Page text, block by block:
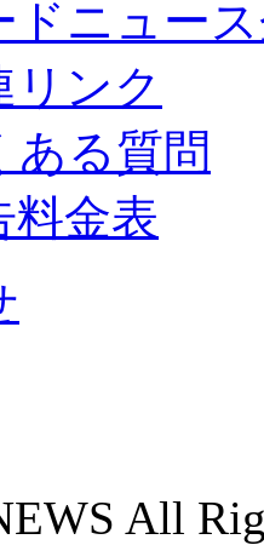
ニュース
ンク
る質問
金表
All